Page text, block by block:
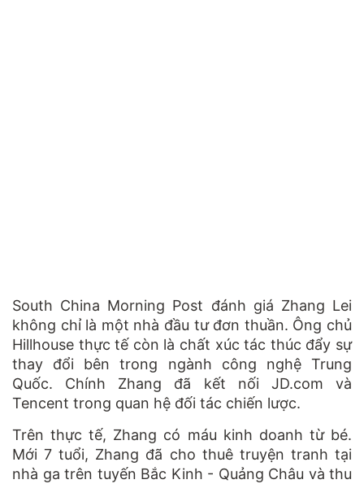
South China Morning Post đánh giá Zhang Lei
không chỉ là một nhà đầu tư đơn thuần. Ông chủ
Hillhouse thực tế còn là chất xúc tác thúc đẩy sự
thay đổi bên trong ngành công nghệ Trung
Quốc. Chính Zhang đã kết nối JD.com và
Tencent trong quan hệ đối tác chiến lược.
Trên thực tế, Zhang có máu kinh doanh từ bé.
Mới 7 tuổi, Zhang đã cho thuê truyện tranh tại
nhà ga trên tuyến Bắc Kinh - Quảng Châu và thu